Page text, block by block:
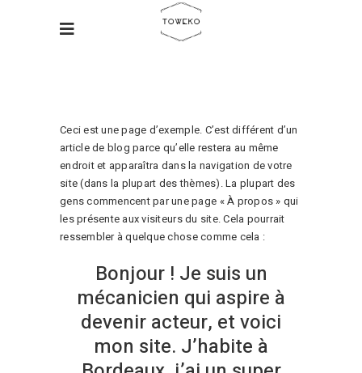
Ceci est une page d’exemple. C’est différent d’un
article de blog parce qu’elle restera au même
endroit et apparaîtra dans la navigation de votre
site (dans la plupart des thèmes). La plupart des
gens commencent par une page « À propos » qui
les présente aux visiteurs du site. Cela pourrait
ressembler à quelque chose comme cela :
Bonjour ! Je suis un
mécanicien qui aspire à
devenir acteur, et voici
mon site. J’habite à